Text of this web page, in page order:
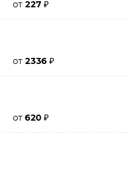
от 227 ₽
от 2336 ₽
от 620 ₽